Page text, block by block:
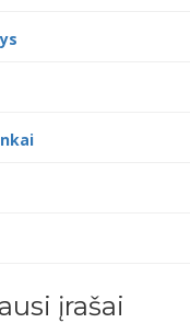
įrašai